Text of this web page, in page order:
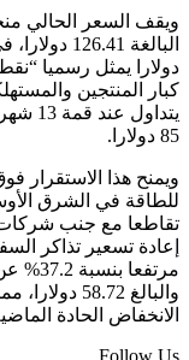
كبار المنتجين
85 دولارا.
للطاقة في الشرق
تقاطعا مع جنب
إعادة تسعير تذاكر
والبالغ
الانخفاض الحادة
Follow Us